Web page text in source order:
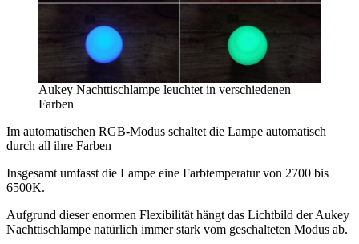
Aukey Nachttischlampe leuchtet in verschiedenen
Farben
Im automatischen RGB-Modus schaltet die Lampe automatisch
durch all ihre Farben
Insgesamt umfasst die Lampe eine Farbtemperatur von 2700 bis
6500K.
Aufgrund dieser enormen Flexibilität hängt das Lichtbild der Aukey
Nachttischlampe natürlich immer stark vom geschalteten Modus ab.